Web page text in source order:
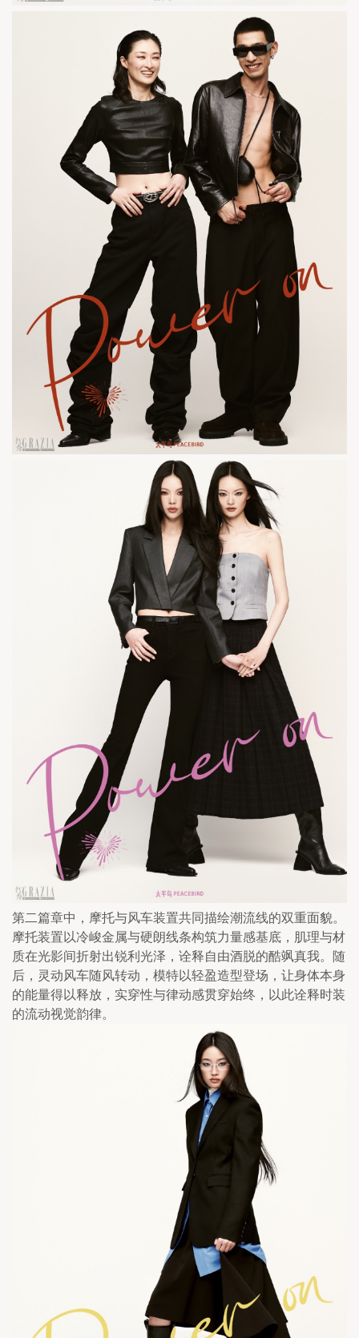
第二篇章中，摩托与风车装置共同描绘潮流线的双重面貌。
摩托装置以冷峻金属与硬朗线条构筑力量感基底，肌理与材
质在光影间折射出锐利光泽，诠释自由酒脱的酷飒真我。随
后，灵动风车随风转动，模特以轻盈造型登场，让身体本身
的能量得以释放，实穿性与律动感贯穿始终，以此诠释时装
的流动视觉韵律。